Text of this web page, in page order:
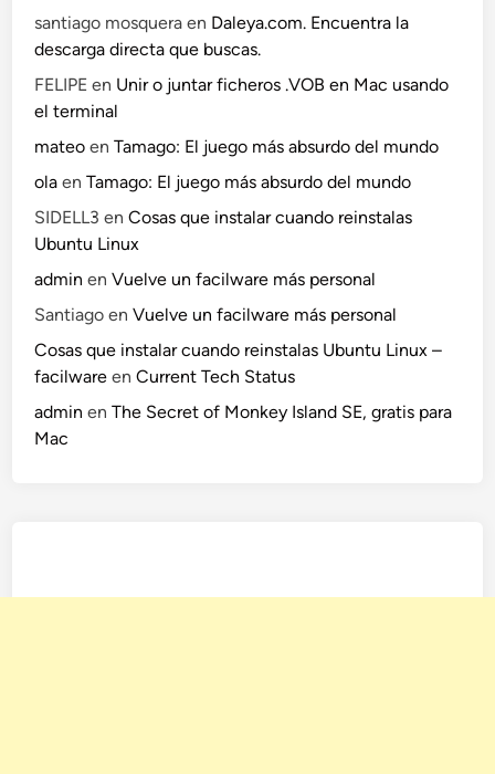
santiago mosquera en Daleya.com. Encuentra la
descarga directa que buscas.
FELIPE en Unir o juntar ficheros .VOB en Mac usando
el terminal
mateo enTamago: El juego más absurdo del mundo
ola enTamago: El juego más absurdo del mundo
SIDELL3 enCosas que instalar cuando reinstalas
Ubuntu Linux
admin enVuelve un facilware más personal
Santiago enVuelve un facilware más personal
Cosas que instalar cuando reinstalas Ubuntu Linux –
facilware enCurrent Tech Status
admin enThe Secret of Monkey Island SE, gratis para
Mac